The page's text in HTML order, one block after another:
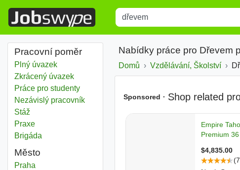
Title
Pracovní poměr
Plný úvazek
Zkrácený úvazek
Práce pro studenty
Nezávislý pracovník
Stáž
Praxe
Brigáda
Město
Dřevem
Praha
Nabídky práce pro Dřevem
Domů Vzdělávání, Školství